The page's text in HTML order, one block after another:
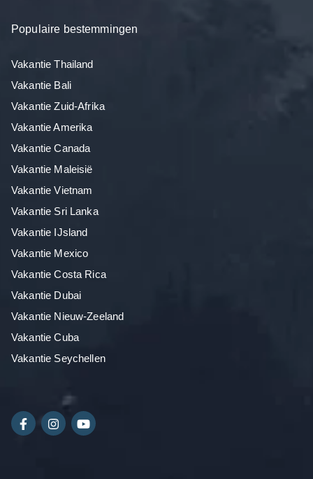
Populaire bestemmingen
Vakantie Thailand
Vakantie Bali
Vakantie Zuid-Afrika
Vakantie Amerika
Vakantie Canada
Vakantie Maleisië
Vakantie Vietnam
Vakantie Sri Lanka
Vakantie IJsland
Vakantie Mexico
Vakantie Costa Rica
Vakantie Dubai
Vakantie Nieuw-Zeeland
Vakantie Cuba
Vakantie Seychellen